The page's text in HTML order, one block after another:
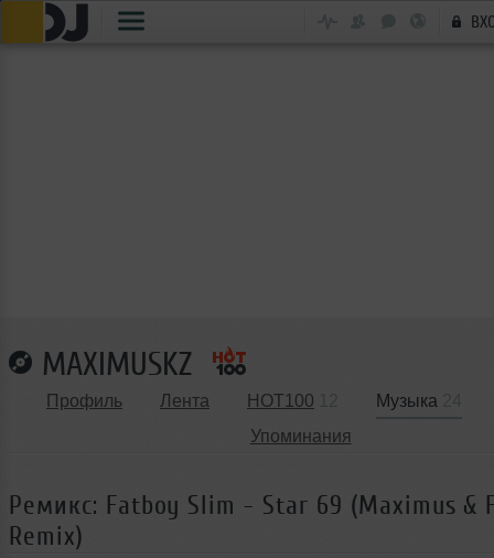
MAXIMUSKZ
Профиль Лента HOT100 Музыка
Упоминания
Ремикс: Fatboy Slim - Star 69 (Maximus &
Remix)